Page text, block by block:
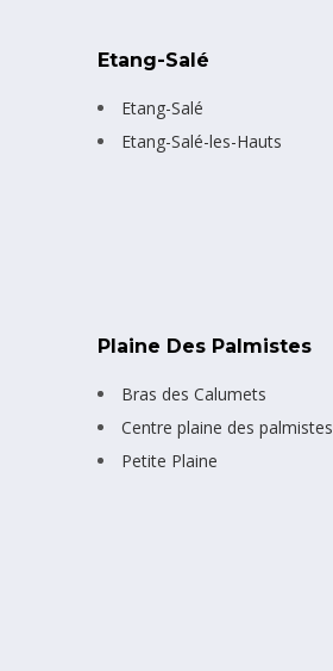
Etang-Salé
Etang-Salé
Etang-Salé-les-Hauts
Plaine Des Palmistes
Bras des Calumets
Centre plaine des palmistes
Petite Plaine